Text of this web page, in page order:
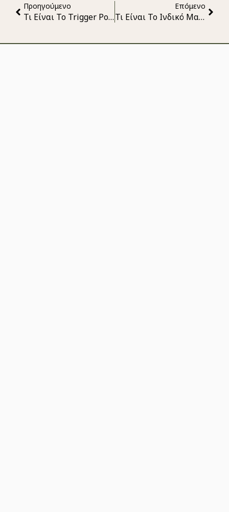
Προηγούμενο
Τι Είναι Το Trigger Point Therapy;
Επόμενο
Τι Είναι Το Ινδικό Μασάζ;